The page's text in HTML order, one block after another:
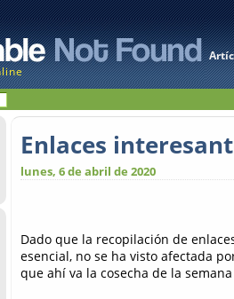
Enlaces
lunes, 6 de abril de 2020
Dado que la recopilación de
esencial, no se ha visto afectada
que ahí va la cosecha de la